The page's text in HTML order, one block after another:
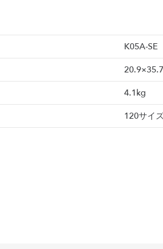
K05A-SE
4.1kg
120サイ